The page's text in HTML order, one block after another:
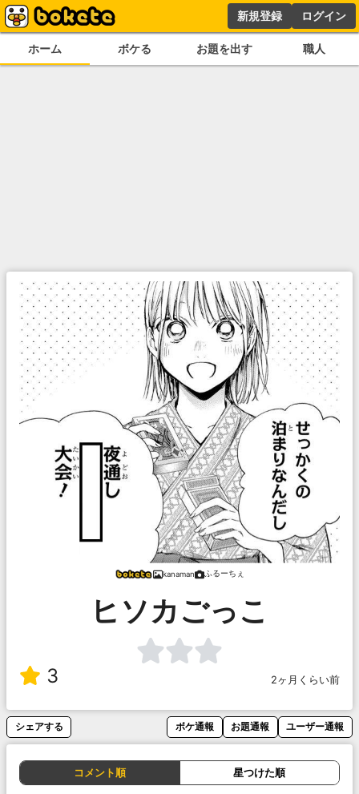
新規登録 ログイン
ホーム ボケる お題を出す 職人
kanaman ふるーちぇ
ヒソカごっこ
3 2ヶ月くらい前
シェアする ボケ通報 お題通報 ユーザー通報
コメント順 星つけた順